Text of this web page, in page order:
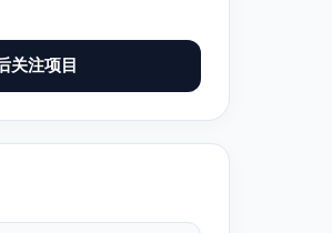
关注项目